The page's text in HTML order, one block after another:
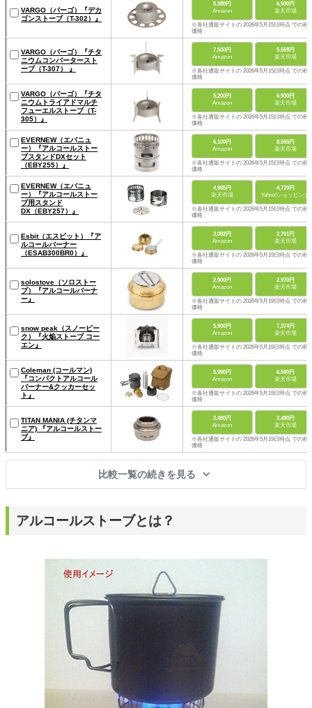
VARGO（バーゴ）『デカ
ゴンストーブ（T-302）』
5,380円
Amazon
6,930円
楽天市場
※各社通販サイトの 2026年5月15日時点 での税
価格
VARGO（バーゴ）『チタ
ニウムコンバータースト
ーブ（T-307） 』
7,500円
Amazon
5,558円
楽天市場
※各社通販サイトの 2026年5月15日時点 での税
価格
VARGO（バーゴ）『チタ
ニウムトライアドマルチ
フューエルストーブ（T-
305）』
5,200円
Amazon
6,930円
楽天市場
※各社通販サイトの 2026年5月15日時点 での税
価格
EVERNEW（エバニュ
ー）『アルコールストー
ブスタンドDXセット
（EBY255）』
6,100円
Amazon
8,565円
楽天市場
※各社通販サイトの 2026年5月15日時点 での税
価格
EVERNEW（エバニュ
ー）『アルコールストー
ブ用スタンド
DX（EBY257）』
4,995円
楽天市場
4,729円
Yahoo!ショッピング
※各社通販サイトの 2026年5月15日時点 での税
価格
Esbit（エスビット）『ア
ルコールバーナー
（ESAB300BR0）』
2,082円
Amazon
2,701円
楽天市場
※各社通販サイトの 2026年5月19日時点 での税
価格
solostove（ソロストー
ブ）『アルコールバーナ
ー』
2,900円
Amazon
2,970円
楽天市場
※各社通販サイトの 2026年5月19日時点 での税
価格
snow peak（スノーピー
ク）『火焔ストーブ コー
エン』
5,900円
Amazon
7,374円
楽天市場
※各社通販サイトの 2026年5月19日時点 での税
価格
Coleman (コールマン)
『コンパクトアルコール
バーナー&クッカーセッ
ト』
5,990円
Amazon
6,590円
楽天市場
※各社通販サイトの 2026年5月19日時点 での税
価格
TITAN MANIA (チタンマ
ニア) 『アルコールストー
ブ』
2,480円
Amazon
2,480円
楽天市場
※各社通販サイトの 2026年5月19日時点 での税
価格
比較一覧の続きを見る
アルコールストーブとは？